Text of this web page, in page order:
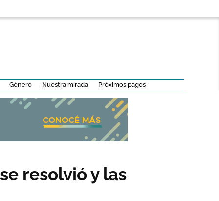
Género Nuestra mirada Próximos pagos
resolvió y las